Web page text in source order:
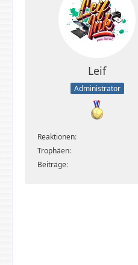
Leif
Administrator
Reaktionen
Trophäen
Beiträge